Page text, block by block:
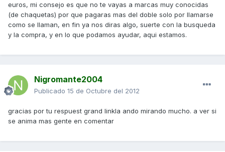
euros, mi consejo es que no te vayas a marcas muy conocidas
(de chaquetas) por que pagaras mas del doble solo por llamarse
como se llaman, en fin ya nos diras algo, suerte con la busqueda
y la compra, y en lo que podamos ayudar, aqui estamos.
Nigromante2004
Publicado 15 de Octubre del 2012
gracias por tu respuest grand linkla ando mirando mucho. a ver si
se anima mas gente en comentar